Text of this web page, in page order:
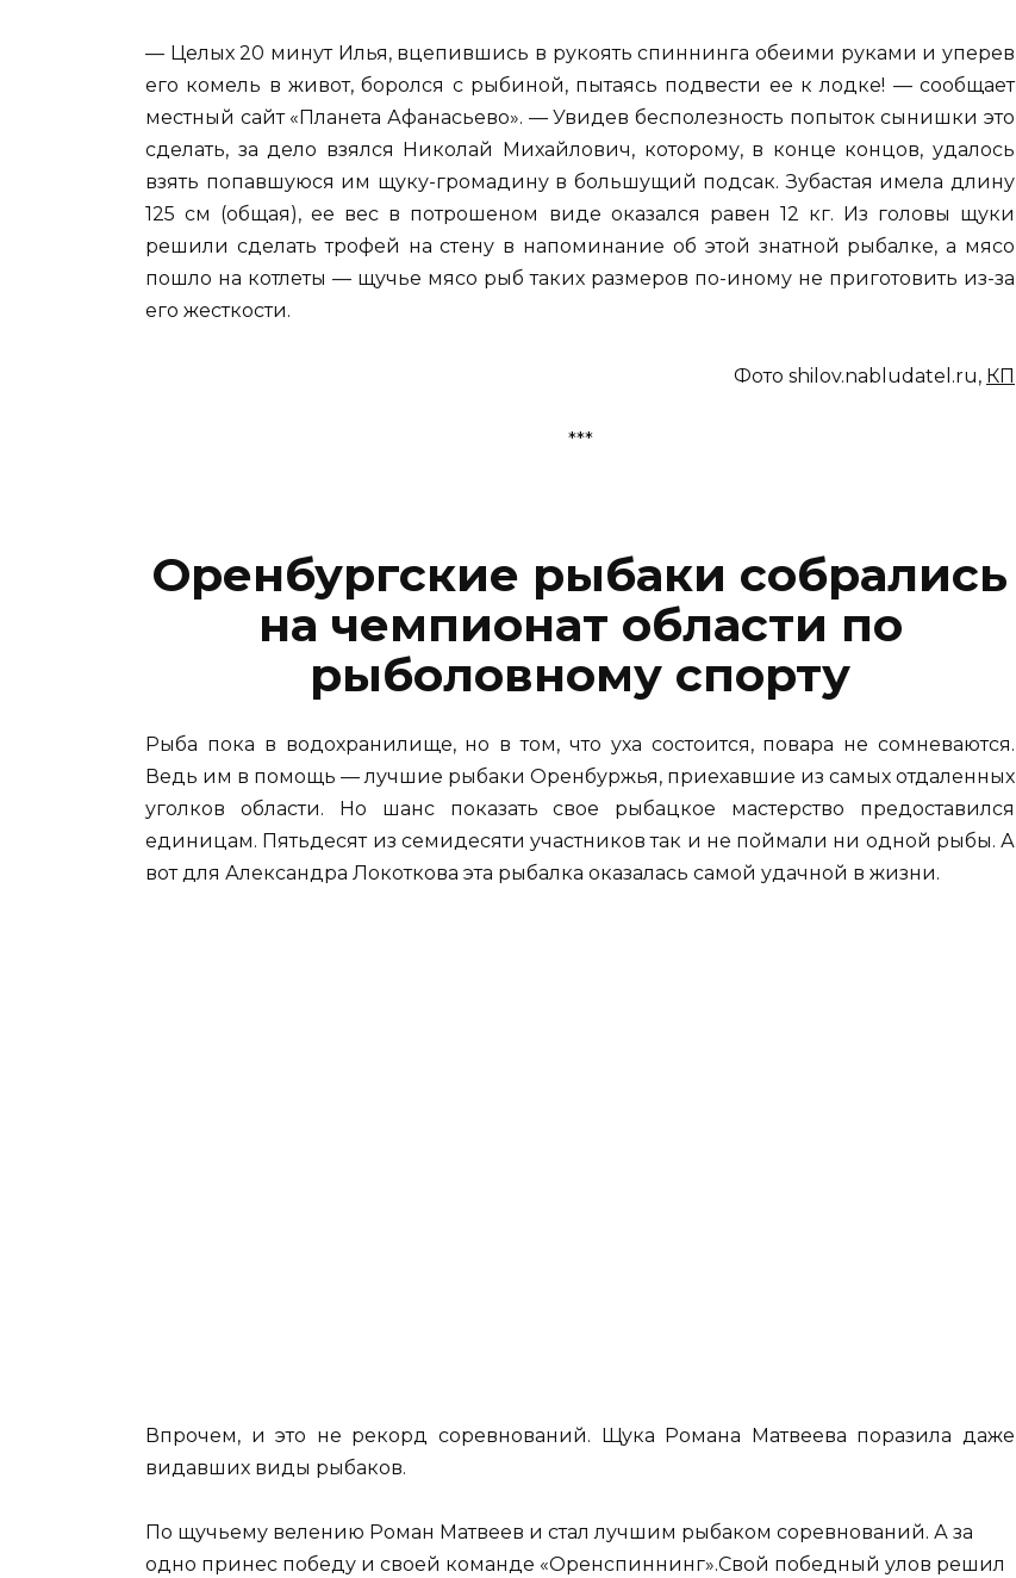
— Целых 20 минут Илья, вцепившись в рукоять спиннинга обеими руками и уперев
его комель в живот, боролся с рыбиной, пытаясь подвести ее к лодке! — сообщает
местный сайт «Планета Афанасьево». — Увидев бесполезность попыток сынишки это
сделать, за дело взялся Николай Михайлович, которому, в конце концов, удалось
взять попавшуюся им щуку-громадину в большущий подсак. Зубастая имела длину
125 см (общая), ее вес в потрошеном виде оказался равен 12 кг. Из головы щуки
решили сделать трофей на стену в напоминание об этой знатной рыбалке, а мясо
пошло на котлеты — щучье мясо рыб таких размеров по-иному не приготовить из-за
его жесткости.
Фото shilov.nabludatel.ru, КП
***
Оренбургские рыбаки собрались
на чемпионат области по
рыболовному спорту
Рыба пока в водохранилище, но в том, что уха состоится, повара не сомневаются.
Ведь им в помощь — лучшие рыбаки Оренбуржья, приехавшие из самых отдаленных
уголков области. Но шанс показать свое рыбацкое мастерство предоставился
единицам. Пятьдесят из семидесяти участников так и не поймали ни одной рыбы. А
вот для Александра Локоткова эта рыбалка оказалась самой удачной в жизни.
Впрочем, и это не рекорд соревнований. Щука Романа Матвеева поразила даже
видавших виды рыбаков.
По щучьему велению Роман Матвеев и стал лучшим рыбаком соревнований. А за
одно принес победу и своей команде «Оренспиннинг».Свой победный улов решил